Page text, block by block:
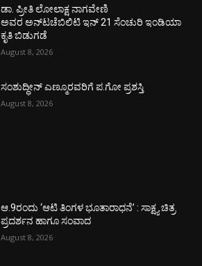
ಡಾ. ಪ್ರೀತಿ ಲೋಲಾಕ್ಷ ನಾಗವೇಣಿ
ಅವರ ಅನ್‌ಟಚೆಬಿಲಿಟಿ ಇನ್ 21 ಸೆಂಚುರಿ ಇಂಡಿಯಾ
ಕೃತಿ ಬಿಡುಗಡೆ
August 8, 2026
ಸಂಶುದ್ಧೀನ್ ಎಣ್ಮೂರವರಿಗೆ ಪ.ಗೋ ಪ್ರಶಸ್ತಿ
August 8, 2026
ಆ.9ರಂದು ‘ಆಟಿ ತಿಂಗಳ ಭೂತಾರಾಧನೆ’ : ಸಾಕ್ಷ್ಯ ಚಿತ್ರ
ಪ್ರದರ್ಶನ ಹಾಗೂ ಸಂವಾದ
August 8, 2026